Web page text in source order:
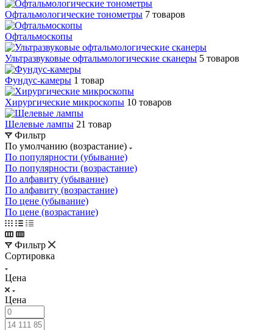
Офтальмологические тонометры 7 товаров
Офтальмоскопы
Ультразвуковые офтальмологические сканеры 5 товаров
Фундус-камеры 1 товар
Хирургические микроскопы 10 товаров
Щелевые лампы 21 товар
Фильтр
По умолчанию (возрастание)
По популярности (убывание)
По популярности (возрастание)
По алфавиту (убывание)
По алфавиту (возрастание)
По цене (убывание)
По цене (возрастание)
Фильтр
Сортировка
Цена
Цена